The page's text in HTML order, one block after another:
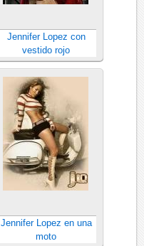
Jennifer Lopez con
vestido rojo
Jennifer Lopez en una
moto